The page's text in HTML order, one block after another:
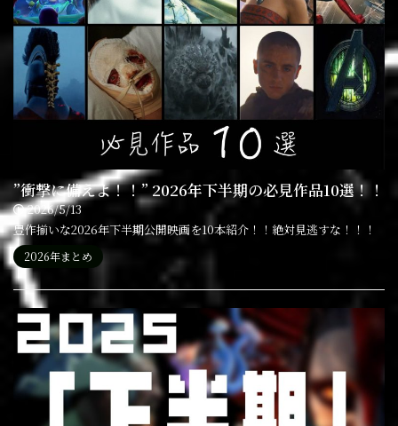
”衝撃に備えよ！！” 2026年下半期の必見作品10選！！
2026/5/13
豊作揃いな2026年下半期公開映画を10本紹介！！絶対見逃すな！！！
2026年まとめ